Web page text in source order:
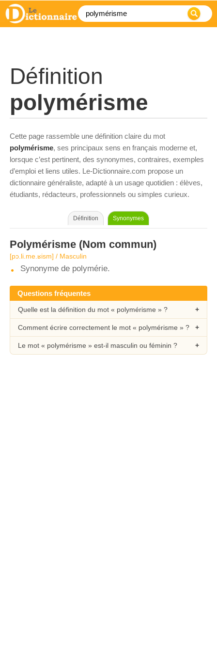
Définition
polymérisme
Cette page rassemble une définition claire du mot
polymérisme, ses principaux sens en français moderne et,
lorsque c’est pertinent, des synonymes, contraires, exemples
d’emploi et liens utiles. Le-Dictionnaire.com propose un
dictionnaire généraliste, adapté à un usage quotidien : élèves,
étudiants, rédacteurs, professionnels ou simples curieux.
Définition Synonymes
Polymérisme (Nom commun)
[pɔ.li.me.ʁism] / Masculin
Synonyme de polymérie.
Questions fréquentes
Quelle est la définition du mot « polymérisme » ?
Comment écrire correctement le mot « polymérisme » ?
Le mot « polymérisme » est-il masculin ou féminin ?